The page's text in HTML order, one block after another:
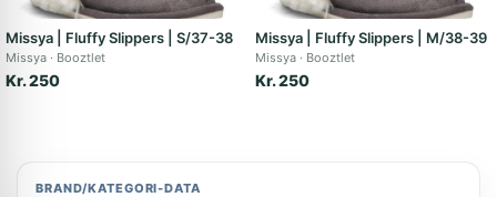
Missya | Fluffy Slippers | S/37-38
Missya Booztlet
Kr. 250
Missya | Fluffy Slippers | M/38-39
Missya Booztlet
Kr. 250
BRAND/KATEGORI-DATA